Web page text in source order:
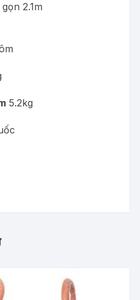
2.1m
5.2kg